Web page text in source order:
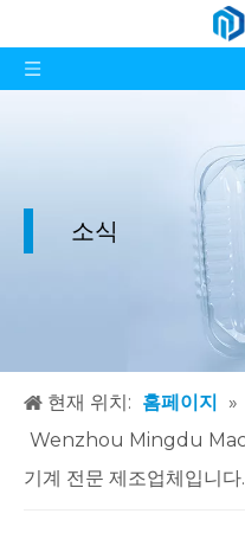
소식
현재 위치: 홈페이지 »
Wenzhou Mingdu
기계 전문 제조업체입니다.